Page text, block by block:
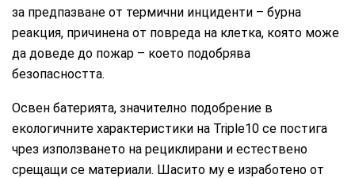
за предпазване от термични инциденти – бурна
реакция, причинена от повреда на клетка, която може
да доведе до пожар – което подобрява
безопасността.
Освен батерията, значително подобрение в
екологичните характеристики на Triple10 се постига
чрез използването на рециклирани и естествено
срещащи се материали. Шасито му е изработено от